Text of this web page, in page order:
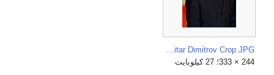
Vladimir Putin with Dimitar Dimitrov Crop.JPG
244 × 333؛ 27 كيلوبايت